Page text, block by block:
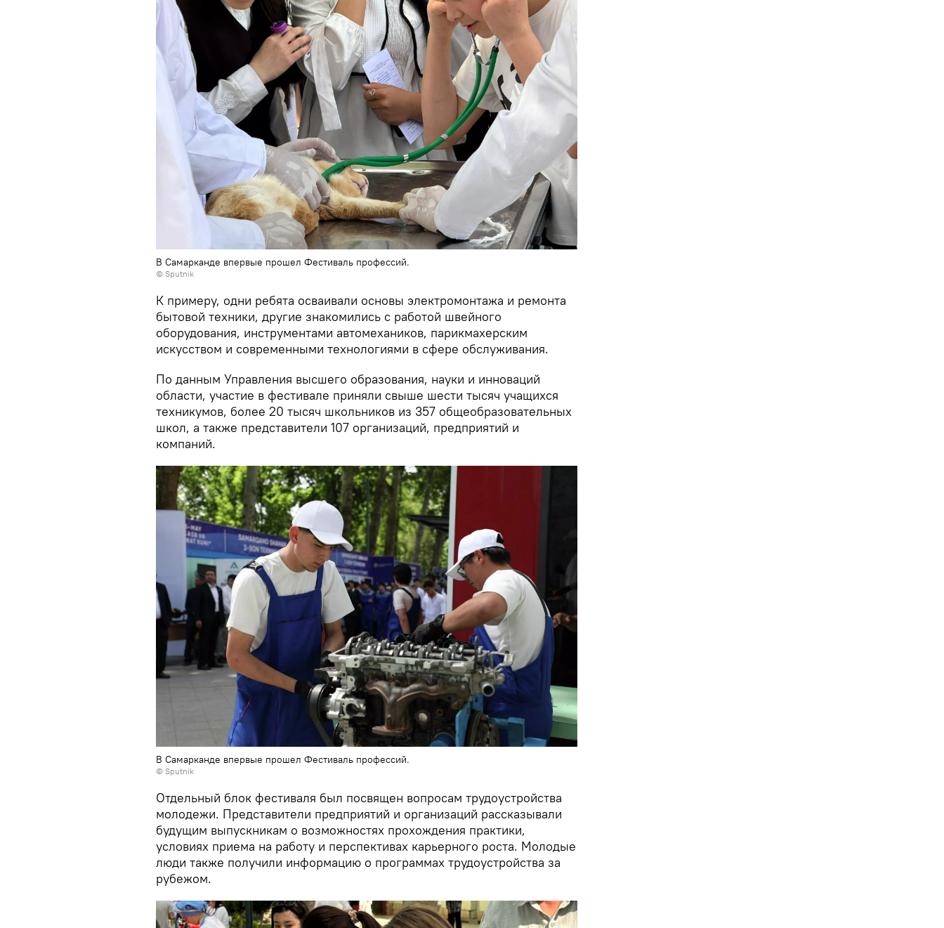
В Самарканде впервые прошел Фестиваль профессий.
© Sputnik
К примеру, одни ребята осваивали основы электромонтажа и ремонта
бытовой техники, другие знакомились с работой швейного
оборудования, инструментами автомехаников, парикмахерским
искусством и современными технологиями в сфере обслуживания.
По данным Управления высшего образования, науки и инноваций
области, участие в фестивале приняли свыше шести тысяч учащихся
техникумов, более 20 тысяч школьников из 357 общеобразовательных
школ, а также представители 107 организаций, предприятий и
компаний.
В Самарканде впервые прошел Фестиваль профессий.
© Sputnik
Отдельный блок фестиваля был посвящен вопросам трудоустройства
молодежи. Представители предприятий и организаций рассказывали
будущим выпускникам о возможностях прохождения практики,
условиях приема на работу и перспективах карьерного роста. Молодые
люди также получили информацию о программах трудоустройства за
рубежом.